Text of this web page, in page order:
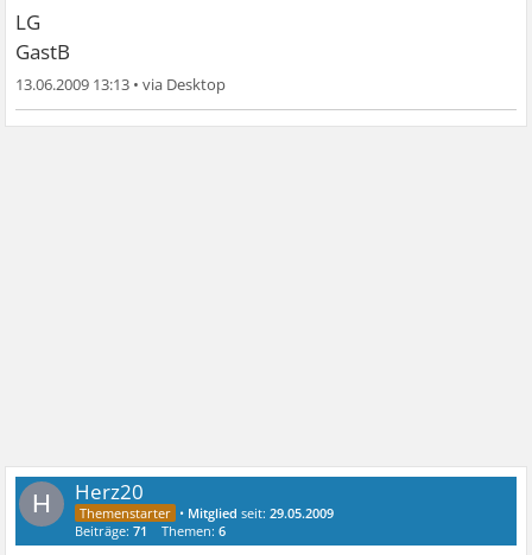
LG
GastB
13.06.2009 13:13 •
H Herz20
• Mitglied seit:29.05.2009
Beiträge:71 Themen:6